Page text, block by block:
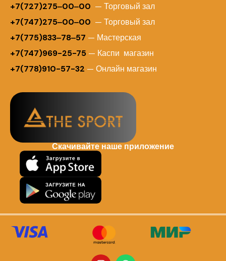
+7(727)275‒00‒00 — Торговый зал
+7(747)275‒00‒00 — Торговый зал
+7(775)833‒78‒57 — Мастерская
+7(747)969-25-75 — Каспи магазин
+7(778)910-57-32 — Онлайн магазин
Скачивайте наше приложение